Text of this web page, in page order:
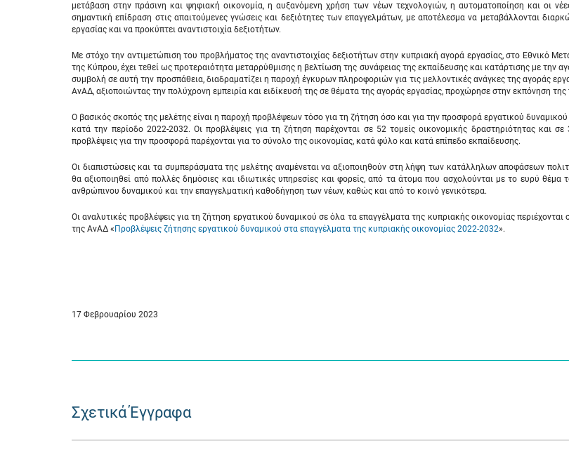
μετάβαση στην πράσινη και ψηφιακή οικονομία, η αυξανόμενη χρήση των νέων τεχνολογιών, η αυτοματοποίηση και οι
σημαντική επίδραση στις απαιτούμενες γνώσεις και δεξιότητες των επαγγελμάτων, με αποτέλεσμα να μεταβάλλονται
εργασίας και να προκύπτει αναντιστοιχία δεξιοτήτων.
Με στόχο την αντιμετώπιση του προβλήματος της αναντιστοιχίας δεξιοτήτων στην κυπριακή αγορά εργασίας, στο Εθνικό
της Κύπρου, έχει τεθεί ως προτεραιότητα μεταρρύθμισης η βελτίωση της συνάφειας της εκπαίδευσης και κατάρτισης με την
συμβολή σε αυτή την προσπάθεια, διαδραματίζει η παροχή έγκυρων πληροφοριών για τις μελλοντικές ανάγκες της αγοράς
ΑνΑΔ, αξιοποιώντας την πολύχρονη εμπειρία και ειδίκευσή της σε θέματα της αγοράς εργασίας, προχώρησε στην εκπόνηση
Ο βασικός σκοπός της μελέτης είναι η παροχή προβλέψεων τόσο για τη ζήτηση όσο και για την προσφορά εργατικού
κατά την περίοδο 2022-2032. Οι προβλέψεις για τη ζήτηση παρέχονται σε 52 τομείς οικονομικής δραστηριότητας και
προβλέψεις για την προσφορά παρέχονται για το σύνολο της οικονομίας, κατά φύλο και κατά επίπεδο εκπαίδευσης.
Οι διαπιστώσεις και τα συμπεράσματα της μελέτης αναμένεται να αξιοποιηθούν στη λήψη των κατάλληλων αποφάσεων
θα αξιοποιηθεί από πολλές δημόσιες και ιδιωτικές υπηρεσίες και φορείς, από τα άτομα που ασχολούνται με το ευρύ θέμα
ανθρώπινου δυναμικού και την επαγγελματική καθοδήγηση των νέων, καθώς και από το κοινό γενικότερα.
Οι αναλυτικές προβλέψεις για τη ζήτηση εργατικού δυναμικού σε όλα τα επαγγέλματα της κυπριακής οικονομίας περιέχονται
της ΑνΑΔ « Προβλέψεις ζήτησης εργατικού δυναμικού στα επαγγέλματα της κυπριακής οικονομίας 2022-2032».
17 Φεβρουαρίου 2023
Σχετικά Έγγραφα